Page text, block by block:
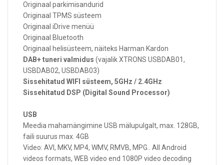
Originaal parkimisandurid
Originaal TPMS süsteem
Originaal iDrive menüü
Originaal Bluetooth
Originaal helisüsteem, näiteks Harman Kardon
DAB+ tuneri valmidus (vajalik XTRONS USBDAB01,
USBDAB02, USBDAB03)
Sissehitatud WIFI süsteem, 5GHz / 2.4GHz
Sissehitatud DSP (Digital Sound Processor)
USB
Meedia mahamängimine USB mälupulgalt, max. 128GB,
faili suurus max. 4GB
Video: AVI, MKV, MP4, WMV, RMVB, MPG.. All Android
videos formats, WEB video end 1080P video decoding